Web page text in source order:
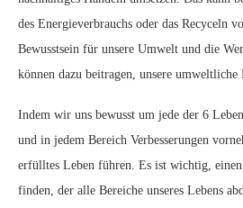
des Energieverbrauchs oder das Recyceln
Bewusstsein für unsere Umwelt und die
können dazu beitragen, unsere umweltliche
Indem wir uns bewusst um jede der 6
und in jedem Bereich Verbesserungen
erfülltes Leben führen. Es ist wichtig, einen
finden, der alle Bereiche unseres Lebens